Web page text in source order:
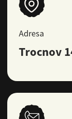
Adresa
Trocnov